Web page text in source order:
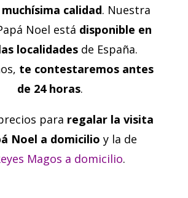
calidad. Nuestra
Noel está disponible en
localidadesde España.
te contestaremos antes
de 24 horas.
para regalar la visita
Noel a domicilio y la de
Magos a domicilio.